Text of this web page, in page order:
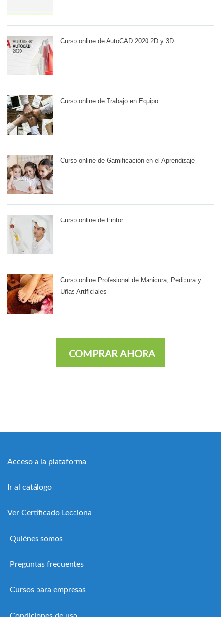
Curso online de AutoCAD 2020 2D y 3D
Curso online de Trabajo en Equipo
Curso online de Gamificación en el Aprendizaje
Curso online de Pintor
Curso online Profesional de Manicura, Pedicura y
Uñas Artificiales
COMPRAR AHORA
Acceso a la plataforma
Ir al catálogo
Ver Certificado Lecciona
Quiénes somos
Preguntas frecuentes
Cursos para empresas